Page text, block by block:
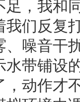
，我和
们反复
噪音干
带铺设
动作才